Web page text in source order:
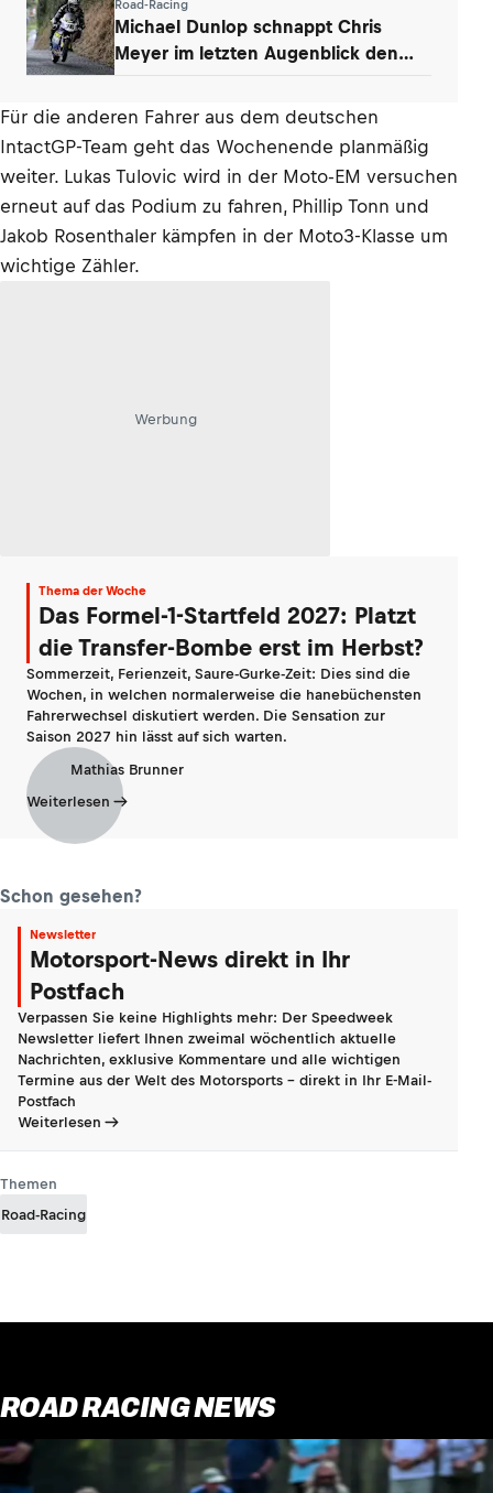
Road-Racing
Michael Dunlop schnappt Chris
Meyer im letzten Augenblick den
Für die anderen Fahrer aus dem deutschen
IntactGP-Team geht das Wochenende planmäßig
weiter. Lukas Tulovic wird in der Moto-EM versuchen
erneut auf das Podium zu fahren, Phillip Tonn und
Jakob Rosenthaler kämpfen in der Moto3-Klasse um
wichtige Zähler.
Werbung
Thema der Woche
Das Formel-1-Startfeld 2027: Platzt
die Transfer-Bombe erst im Herbst?
Sommerzeit, Ferienzeit, Saure-Gurke-Zeit: Dies sind die
Wochen, in welchen normalerweise die hanebüchensten
Fahrerwechsel diskutiert werden. Die Sensation zur
Saison 2027 hin lässt auf sich warten.
Mathias Brunner
Weiterlesen
Schon gesehen?
Newsletter
Motorsport-News direkt in Ihr
Postfach
Verpassen Sie keine Highlights mehr: Der Speedweek
Newsletter liefert Ihnen zweimal wöchentlich aktuelle
Nachrichten, exklusive Kommentare und alle wichtigen
Termine aus der Welt des Motorsports - direkt in Ihr E-Mail-
Postfach
Weiterlesen
Themen
Road-Racing
ROAD RACING NEWS